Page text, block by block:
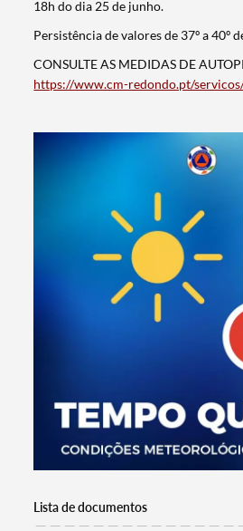
Categorias gerais
18h do dia 25 de junho.
Persistência de valores de 37º a 40º
CONSULTE AS MEDIDAS DE
https://www.cm-redondo.pt/
Lista de documentos